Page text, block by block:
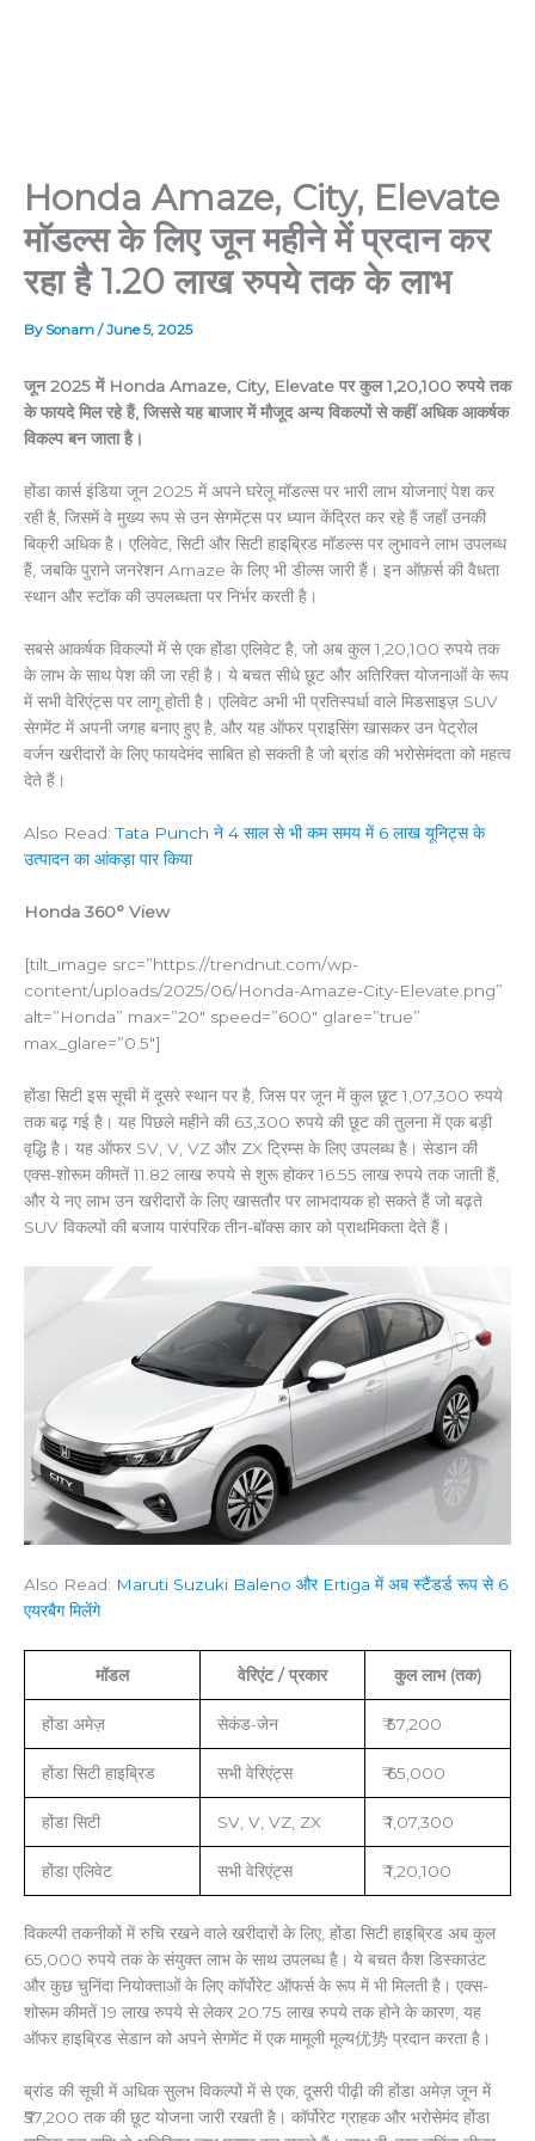
Honda Amaze, City, Elevate
मॉडल्स के लिए जून महीने में प्रदान कर
रहा है 1.20 लाख रुपये तक के लाभ
By Sonam /June 5, 2025
जून 2025 में Honda Amaze, City, Elevate पर कुल 1,20,100 रुपये तक
के फायदे मिल रहे हैं, जिससे यह बाजार में मौजूद अन्य विकल्पों से कहीं अधिक आकर्षक
विकल्प बन जाता है।
होंडा कार्स इंडिया जून 2025 में अपने घरेलू मॉडल्स पर भारी लाभ योजनाएं पेश कर
रही है, जिसमें वे मुख्य रूप से उन सेगमेंट्स पर ध्यान केंद्रित कर रहे हैं जहाँ उनकी
बिक्री अधिक है। एलिवेट, सिटी और सिटी हाइब्रिड मॉडल्स पर लुभावने लाभ उपलब्ध
हैं, जबकि पुराने जनरेशन Amaze के लिए भी डील्स जारी हैं। इन ऑफ़र्स की वैधता
स्थान और स्टॉक की उपलब्धता पर निर्भर करती है।
सबसे आकर्षक विकल्पों में से एक होंडा एलिवेट है, जो अब कुल 1,20,100 रुपये तक
के लाभ के साथ पेश की जा रही है। ये बचत सीधे छूट और अतिरिक्त योजनाओं के रूप
में सभी वेरिएंट्स पर लागू होती है। एलिवेट अभी भी प्रतिस्पर्धा वाले मिडसाइज़ SUV
सेगमेंट में अपनी जगह बनाए हुए है, और यह ऑफर प्राइसिंग खासकर उन पेट्रोल
वर्जन खरीदारों के लिए फायदेमंद साबित हो सकती है जो ब्रांड की भरोसेमंदता को महत्व
देते हैं।
Also Read:Tata Punch ने 4 साल से भी कम समय में 6 लाख यूनिट्स के
उत्पादन का आंकड़ा पार किया
Honda 360° View
[tilt_image src=”https://trendnut.com/wp-
content/uploads/2025/06/Honda-Amaze-City-Elevate.png”
alt=”Honda” max=”20″ speed=”600″ glare=”true”
max_glare=”0.5″]
होंडा सिटी इस सूची में दूसरे स्थान पर है, जिस पर जून में कुल छूट 1,07,300 रुपये
तक बढ़ गई है। यह पिछले महीने की 63,300 रुपये की छूट की तुलना में एक बड़ी
वृद्धि है। यह ऑफर SV, V, VZ और ZX ट्रिम्स के लिए उपलब्ध है। सेडान की
एक्स-शोरूम कीमतें 11.82 लाख रुपये से शुरू होकर 16.55 लाख रुपये तक जाती हैं,
और ये नए लाभ उन खरीदारों के लिए खासतौर पर लाभदायक हो सकते हैं जो बढ़ते
SUV विकल्पों की बजाय पारंपरिक तीन-बॉक्स कार को प्राथमिकता देते हैं।
Also Read: Maruti Suzuki Baleno और Ertiga में अब स्टैंडर्ड रूप से 6
एयरबैग मिलेंगे
मॉडल वेरिएंट / प्रकार कुल लाभ (तक)
होंडा अमेज़ सेकंड-जेन ₹ 57,200
होंडा सिटी हाइब्रिड सभी वेरिएंट्स ₹ 65,000
होंडा सिटी SV, V, VZ, ZX ₹ 1,07,300
होंडा एलिवेट सभी वेरिएंट्स ₹ 1,20,100
विकल्पी तकनीकों में रुचि रखने वाले खरीदारों के लिए, होंडा सिटी हाइब्रिड अब कुल
65,000 रुपये तक के संयुक्त लाभ के साथ उपलब्ध है। ये बचत कैश डिस्काउंट
और कुछ चुनिंदा नियोक्ताओं के लिए कॉर्पोरेट ऑफर्स के रूप में भी मिलती है। एक्स-
शोरूम कीमतें 19 लाख रुपये से लेकर 20.75 लाख रुपये तक होने के कारण, यह
ऑफर हाइब्रिड सेडान को अपने सेगमेंट में एक मामूली मूल्य优势 प्रदान करता है।
ब्रांड की सूची में अधिक सुलभ विकल्पों में से एक, दूसरी पीढ़ी की होंडा अमेज़ जून में
₹57,200 तक की छूट योजना जारी रखती है। कॉर्पोरेट ग्राहक और भरोसेमंद होंडा